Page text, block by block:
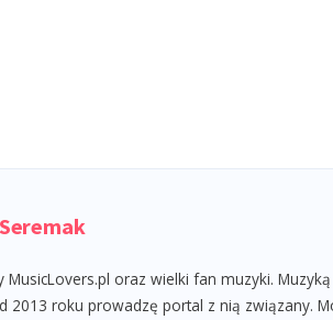
MusicLovers.pl oraz wielki fan muzyki.
2013 roku prowadzę portal z nią związany.